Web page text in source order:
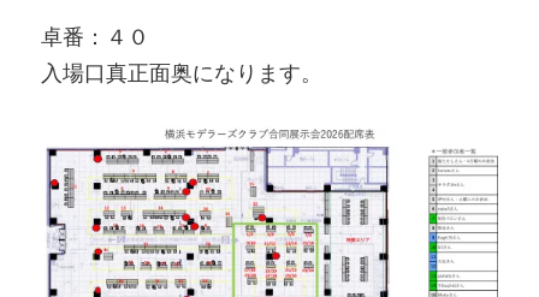
卓番：４０
入場口真正面奥になります。